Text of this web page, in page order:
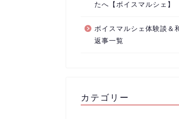
たへ【ボイスマルシェ】
ボイスマルシェ体験談＆
返事一覧
カテゴリー